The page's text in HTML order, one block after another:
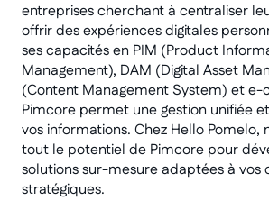
entreprises cherchant à centraliser
offrir des expériences digitales
ses capacités en PIM (Product
Management), DAM (Digital Asset
(Content Management System) et
Pimcore permet une gestion unifiée
vos informations. Chez Hello Pomelo,
tout le potentiel de Pimcore pour
solutions sur-mesure adaptées à vos
stratégiques.